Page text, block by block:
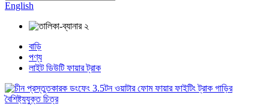
English
বাড়ি
পণ্য
লাইট ডিউটি ​​ফায়ার ট্রাক